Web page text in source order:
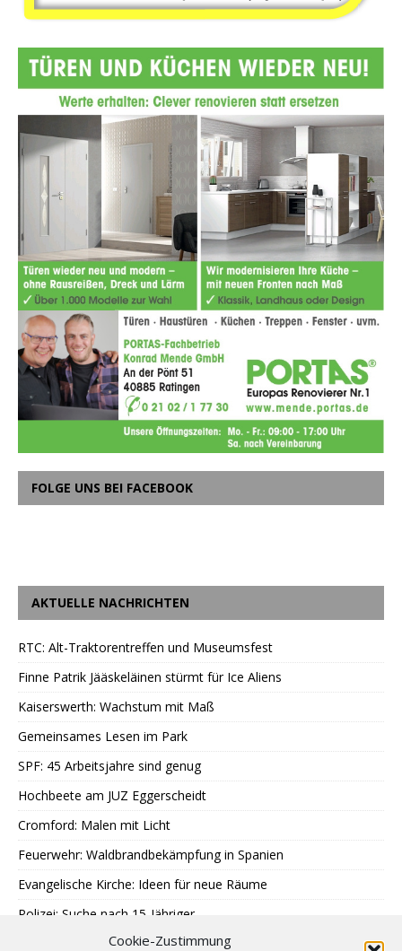
Cookie-Zustimmung
FOLGE UNS BEI FACEBOOK
AKTUELLE NACHRICHTEN
RTC: Alt-Traktorentreffen und Museumsfest
Finne Patrik Jääskeläinen stürmt für Ice Aliens
Kaiserswerth: Wachstum mit Maß
Gemeinsames Lesen im Park
SPF: 45 Arbeitsjahre sind genug
Hochbeete am JUZ Eggerscheidt
Cromford: Malen mit Licht
Feuerwehr: Waldbrandbekämpfung in Spanien
Evangelische Kirche: Ideen für neue Räume
Polizei: Suche nach 15-Jähriger
A40: Nach Fahrzeugbrand Sperrung